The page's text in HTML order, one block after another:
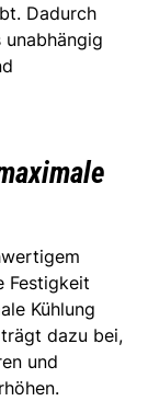
Dadurch
Festigkeit
Kühlung
dazu bei,
und